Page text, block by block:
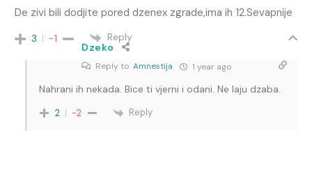
De zivi bili dodjite pored dzenex zgrade,ima ih 12.Sevapnije
3 -1
Reply
Dzeko
Reply to Amnestija 1 year ago
Nahrani ih nekada. Bice ti vjerni i odani. Ne laju dzaba.
2 -2 Reply